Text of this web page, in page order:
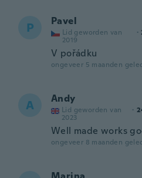
P Pavel
Lid geworden van
2019
·
V pořádku
ongeveer 5 maanden
A Andy
Lid geworden van
2023
·
Well made works
ongeveer 8 maanden